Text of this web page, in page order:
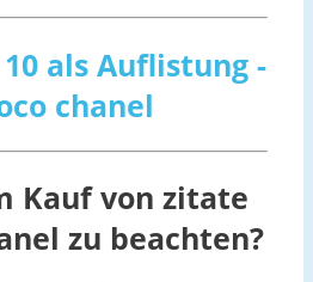
10 als Auflistung -
chanel
Kauf von zitate
zu beachten?